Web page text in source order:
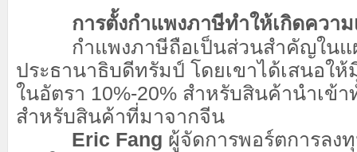
การตั้งกำแพงภาษีทำให้เกิดความเ
กำแพงภาษีถือเป็นส่วนสำคัญในแผ
ประธานาธิบดีทรัมป์ โดยเขาได้เสนอใ
ในอัตรา 10%-20% สำหรับสินค้านำเข้
สำหรับสินค้าที่มาจากจีน
Eric Fang ผู้จัดการพอร์ตการลง